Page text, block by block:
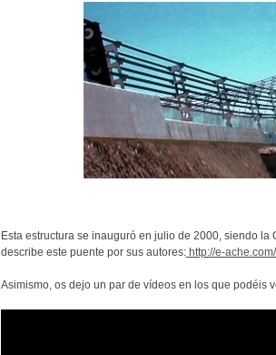
Esta estructura se inauguró en julio de 2000, siendo
describe este puente por sus autores:http://e-
Asimismo, os dejo un par de vídeos en los que podéis